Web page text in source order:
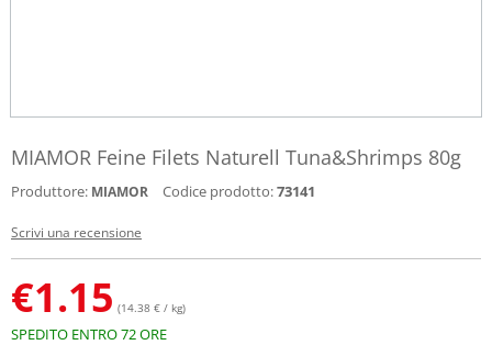
MIAMOR Feine Filets Naturell Tuna&Shrimps 80g
Produttore: MIAMOR Codice prodotto:73141
Scrivi una recensione
€1.15 (14.38 € / kg)
SPEDITO ENTRO 72 ORE